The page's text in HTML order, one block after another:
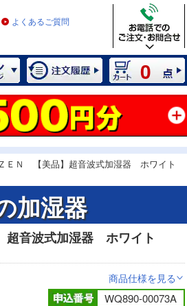
よくあるご質問
0
ＥＮ 【美品】超音波式加湿器 ホワイト
加湿器
超音波式加湿器 ホワイト
商品仕様を見る>
WQ890-00073A